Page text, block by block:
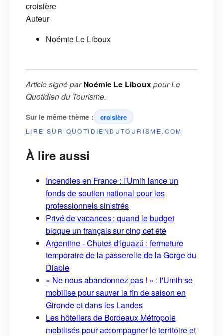
croisière
Auteur
Noémie Le Liboux
Article signé parNoémie Le LibouxpourLe
Quotidien du Tourisme.
Sur le même thème : croisière
LIRE SUR QUOTIDIENDUTOURISME.COM
À lire aussi
Incendies en France : l'Umih lance un
fonds de soutien national pour les
professionnels sinistrés
Privé de vacances : quand le budget
bloque un français sur cinq cet été
Argentine - Chutes d'Iguazú : fermeture
temporaire de la passerelle de la Gorge du
Diable
« Ne nous abandonnez pas ! » : l'Umih se
mobilise pour sauver la fin de saison en
Gironde et dans les Landes
Les hôteliers de Bordeaux Métropole
mobilisés pour accompagner le territoire et